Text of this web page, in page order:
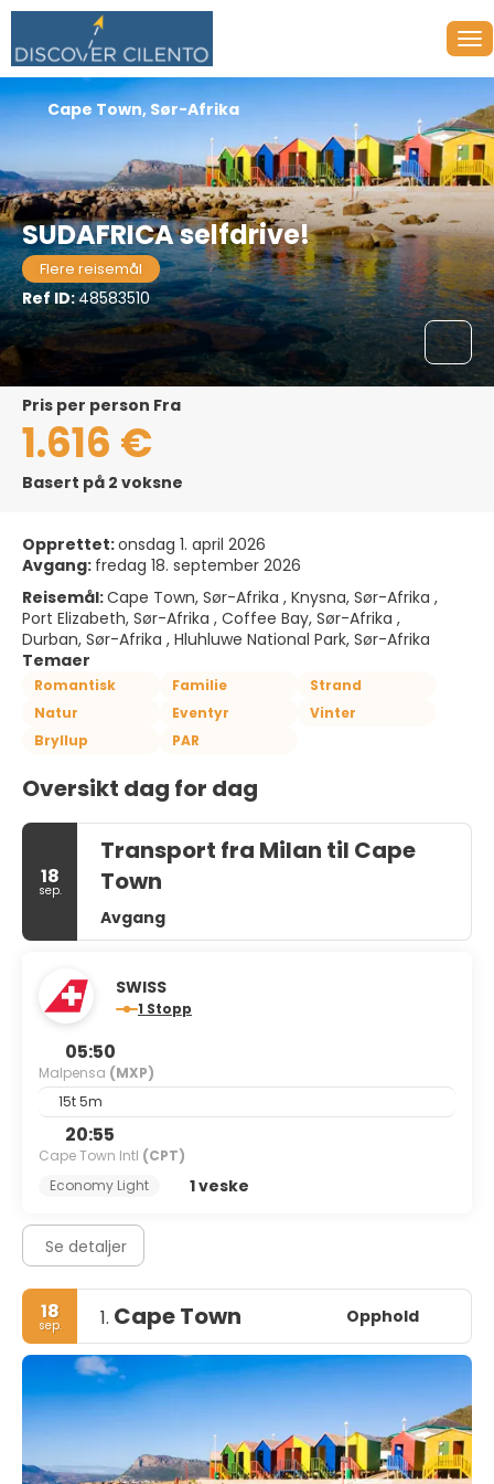
SUDAFRICA selfdrive!
Flere reisemål
Ref ID:48583510
Cape Town, Sør-Afrika
pris per person Fra
1.616 €
Basert på 2 voksne
Opprettet:onsdag 1. april 2026
Avgang: fredag 18. september 2026
Reisemål:Cape Town, Sør-Afrika , Knysna, Sør-Afrika ,
Port Elizabeth, Sør-Afrika , Coffee Bay, Sør-Afrika ,
Durban, Sør-Afrika , Hluhluwe National Park, Sør-Afrika
Temaer
Romantisk Familie
Strand
Natur
Eventyr
Vinter
Bryllup
PAR
Oversikt dag for dag
18
sep.
Transport fra Milan til Cape
Town
Avgang
SWISS
1 Stopp
05:50
Malpensa (MXP)
15t 5m
20:55
Cape Town Intl (CPT)
Economy Light
1 veske
Se detaljer
18
sep. 1. Cape Town Opphold